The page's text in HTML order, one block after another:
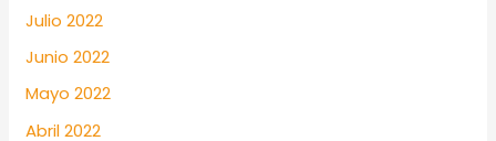
Julio 2022
Junio 2022
Mayo 2022
Abril 2022